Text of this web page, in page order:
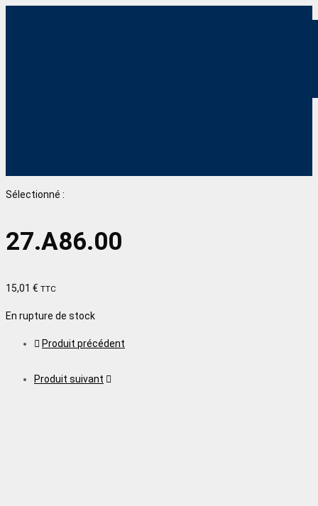
Sélectionné :
27.A86.00
15,01 € TTC
En rupture de stock
Produit précédent
Produit suivant